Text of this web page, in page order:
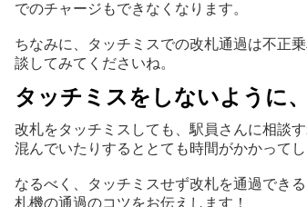
でのチャージもできなくなります。
ちなみに、タッチミスでの改札通過は不正
談してみてくださいね。
タッチミスをしないように
改札をタッチミスしても、駅員さんに相談
混んでいたりするととても時間がかかってし
なるべく、タッチミスせず改札を通過でき
札機の通過のコツをお伝えします！